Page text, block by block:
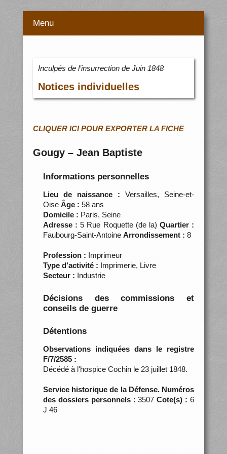
Menu
Inculpés de l’insurrection de Juin 1848
Notices individuelles
CLIQUER ICI POUR EXPORTER LA FICHE
Gougy – Jean Baptiste
Informations personnelles
Lieu de naissance : Versailles, Seine-et-
OiseÂge : 58 ans
Domicile : Paris, Seine
Adresse : 5 Rue Roquette (de la)Quartier :
Faubourg-Saint-Antoine Arrondissement : 8
Profession : Imprimeur
Type d’activité : Imprimerie, Livre
Secteur : Industrie
Décisions des commissions et
conseils de guerre
Détentions
Observations indiquées dans le registre
F/7/2585 :
Décédé à l'hospice Cochin le 23 juillet 1848.
Service historique de la Défense. Numéros
des dossiers personnels :3507Cote(s) : 6
J 46